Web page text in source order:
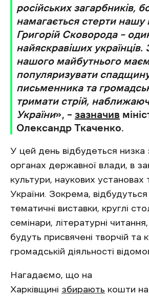
російських загарбників,
намагається стерти нашу
Григорій Сковорода –
найяскравіших українців.
нашого майбутнього
популяризувати
письменника та
тримати стрій,
України», – зазначив
Олександр Ткаченко.
У цей день відбудеться низка
органах державної влади, в
культури, наукових установах
України. Зокрема, відбудуться
тематичні виставки, круглі
семінари, літературні
будуть присвячені творчій та
громадській діяльності
Нагадаємо, що на
Харківщині збирають кошти на